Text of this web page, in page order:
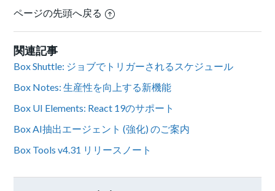
ページの先頭へ戻る
関連記事
Box Shuttle: ジョブでトリガーされるスケジュール
Box Notes: 生産性を向上する新機能
Box UI Elements: React 19のサポート
Box AI抽出エージェント (強化) のご案内
Box Tools v4.31 リリースノート